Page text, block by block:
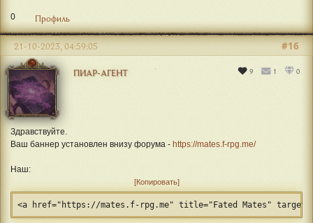
0 Профиль
ПИАР-АГЕНТ 9 1 0
#16
21-10-2023, 04:59:05
Здравствуйте.
Ваш баннер установлен внизу форума - https://mates.f-rpg.me/
Наш:
Копировать
<a href="https://mates.f-rpg.me" title="Fated Mates"